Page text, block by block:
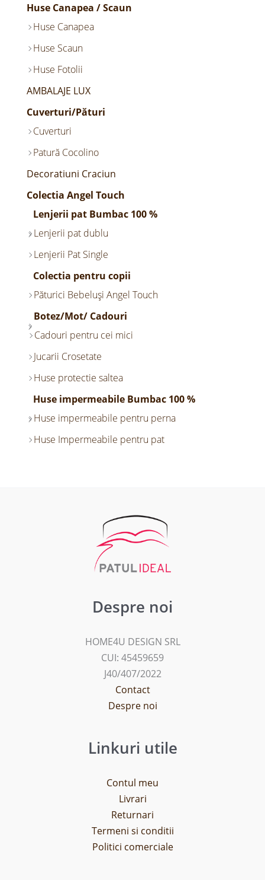
Huse Canapea / Scaun
Huse Canapea
Huse Scaun
Huse Fotolii
AMBALAJE LUX
Cuverturi/Pături
Cuverturi
Patură Cocolino
Decoratiuni Craciun
Colectia Angel Touch
Lenjerii pat Bumbac 100 %
Lenjerii pat dublu
Lenjerii Pat Single
Colectia pentru copii
Păturici Bebeluși Angel Touch
Botez/Mot/ Cadouri
Cadouri pentru cei mici
Jucarii Crosetate
Huse protectie saltea
Huse impermeabile Bumbac 100 %
Huse impermeabile pentru perna
Huse Impermeabile pentru pat
Despre noi
HOME4U DESIGN SRL
CUI: 45459659
J40/407/2022
Contact
Despre noi
Linkuri utile
Contul meu
Livrari
Returnari
Termeni si conditii
Politici comerciale